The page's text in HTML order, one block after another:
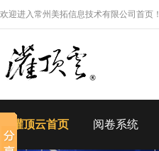
欢迎进入常州美拓信息技术有限公司首页！
灌顶云首页 阅卷系统